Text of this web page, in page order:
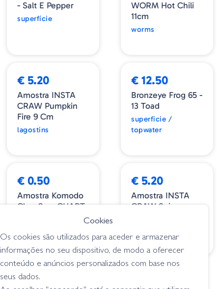
- Salt E Pepper
superfície
WORM Hot Chili
11cm
worms
€ 5.20
Amostra INSTA
CRAW Pumpkin
Fire 9 Cm
lagostins
€ 12.50
Bronzeye Frog 65 -
13 Toad
superficie /
topwater
€ 0.50
Amostra Komodo
Claw 9cm CHART
€ 5.20
Amostra INSTA
CRAW Spicy
Cookies
Os cookies são utilizados para aceder e armazenar
informações no seu dispositivo, de modo a oferecer
conteúdo e anúncios personalizados com base nos
seus dados.